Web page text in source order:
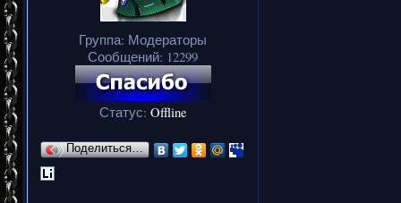
Группа: Модераторы
Сообщений: 12299
Статус: Offline
Поделиться…